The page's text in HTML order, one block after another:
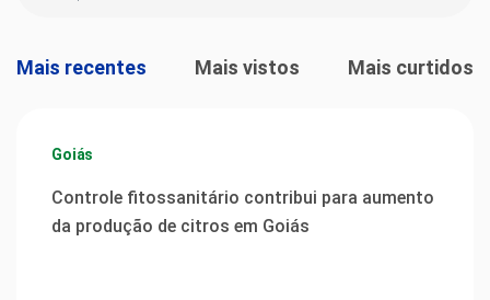
Mais recentes Mais vistos Mais curtidos
Goiás
Controle fitossanitário contribui para aumento
da produção de citros em Goiás